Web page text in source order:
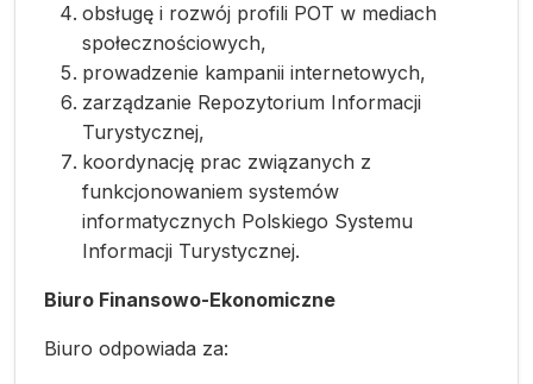
obsługę i rozwój profili POT w mediach
społecznościowych,
prowadzenie kampanii internetowych,
zarządzanie Repozytorium Informacji
Turystycznej,
koordynację prac związanych z
funkcjonowaniem systemów
informatycznych Polskiego Systemu
Informacji Turystycznej.
Biuro Finansowo-Ekonomiczne
Biuro odpowiada za: